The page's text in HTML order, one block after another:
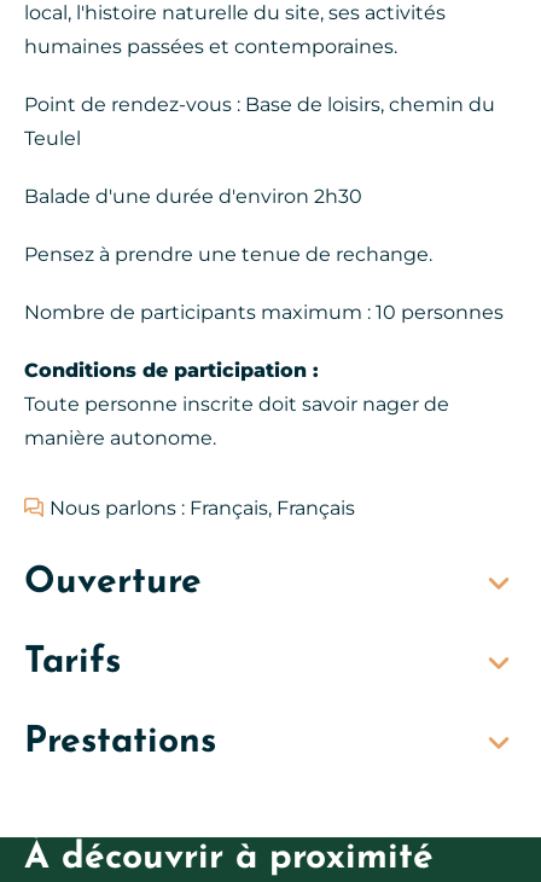
local, l'histoire naturelle du site, ses activités
humaines passées et contemporaines.
Point de rendez-vous : Base de loisirs, chemin du
Teulel
Balade d'une durée d'environ 2h30
Pensez à prendre une tenue de rechange.
Nombre de participants maximum : 10 personnes
Conditions de participation :
Toute personne inscrite doit savoir nager de
manière autonome.
Nous parlons : Français, Français
Ouverture
Tarifs
Prestations
À découvrir à proximité